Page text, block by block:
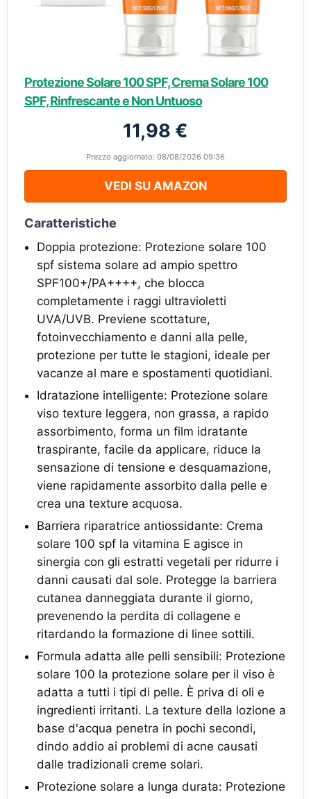
Protezione Solare 100 SPF, Crema Solare 100
SPF, Rinfrescante e Non Untuoso
11,98 €
Prezzo aggiornato: 08/08/2026 09:36
VEDI SU AMAZON
Caratteristiche
Doppia protezione: Protezione solare 100
spf sistema solare ad ampio spettro
SPF100+/PA++++, che blocca
completamente i raggi ultravioletti
UVA/UVB. Previene scottature,
fotoinvecchiamento e danni alla pelle,
protezione per tutte le stagioni, ideale per
vacanze al mare e spostamenti quotidiani.
Idratazione intelligente: Protezione solare
viso texture leggera, non grassa, a rapido
assorbimento, forma un film idratante
traspirante, facile da applicare, riduce la
sensazione di tensione e desquamazione,
viene rapidamente assorbito dalla pelle e
crea una texture acquosa.
Barriera riparatrice antiossidante: Crema
solare 100 spf la vitamina E agisce in
sinergia con gli estratti vegetali per ridurre i
danni causati dal sole. Protegge la barriera
cutanea danneggiata durante il giorno,
prevenendo la perdita di collagene e
ritardando la formazione di linee sottili.
Formula adatta alle pelli sensibili: Protezione
solare 100 la protezione solare per il viso è
adatta a tutti i tipi di pelle. È priva di oli e
ingredienti irritanti. La texture della lozione a
base d'acqua penetra in pochi secondi,
dindo addio ai problemi di acne causati
dalle tradizionali creme solari.
Protezione solare a lunga durata: Protezione